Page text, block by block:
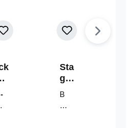
Sta
geri
ser-
LE
D-
B
un